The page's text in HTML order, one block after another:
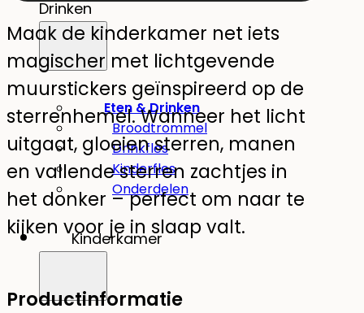
Drinken
Eten & Drinken
Broodtrommel
Drinkfles
Kinderfles
Onderdelen
Kinderkamer
Maak de kinderkamer net iets
magischer met lichtgevende
muurstickers geïnspireerd op de
sterrenhemel. Wanneer het licht
uitgaat, gloeien sterren, manen
en vallende sterren zachtjes in
het donker – perfect om naar te
kijken voor je in slaap valt.
Productinformatie